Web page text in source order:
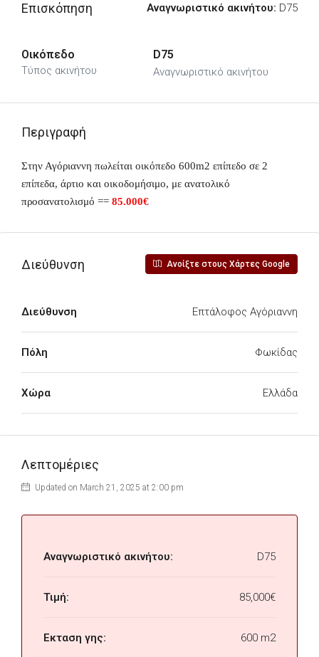
Επισκόπηση Αναγνωριστικό ακινήτου: D75
Οικόπεδο
Τύπος ακινήτου
D75
Αναγνωριστικό ακινήτου
Περιγραφή
Στην Αγόριαννη πωλείται οικόπεδο 600m2 επίπεδο σε 2
επίπεδα, άρτιο και οικοδομήσιμο, με ανατολικό
προσανατολισμό == 85.000€
Διεύθυνση Ανοίξτε στους Χάρτες Google
Διεύθυνση Επτάλοφος Αγόριαννη
Πόλη Φωκίδας
Χώρα Ελλάδα
Λεπτομέριες
Updated on March 21, 2025 at 2:00 pm
Αναγνωριστικό ακινήτου: D75
Τιμή: 85,000€
Εκταση γης: 600 m2